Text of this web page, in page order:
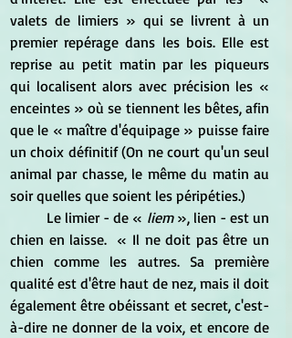
valets de limiers » qui se livrent à un
premier repérage dans les bois. Elle est
reprise au petit matin par les piqueurs
qui localisent alors avec précision les «
enceintes » où se tiennent les bêtes, afin
que le « maître d'équipage » puisse faire
un choix définitif (On ne court qu'un seul
animal par chasse, le même du matin au
soir quelles que soient les péripéties.)
	Le limier - de «
liem », lien - est un
chien en laisse.  « Il ne doit pas être un
chien comme les autres. Sa première
qualité est d'être haut de nez, mais il doit
également être obéissant et secret, c'est-
à-dire ne donner de la voix, et encore de